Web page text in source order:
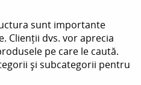
sunt importante
Clienții dvs. vor aprecia
pe care le caută.
și subcategorii pentru